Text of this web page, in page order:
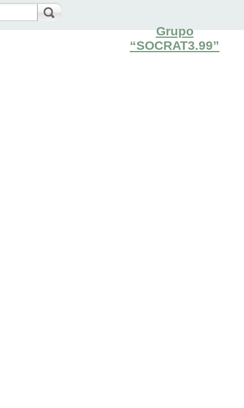
Grupo
“SOCRAT3.99”